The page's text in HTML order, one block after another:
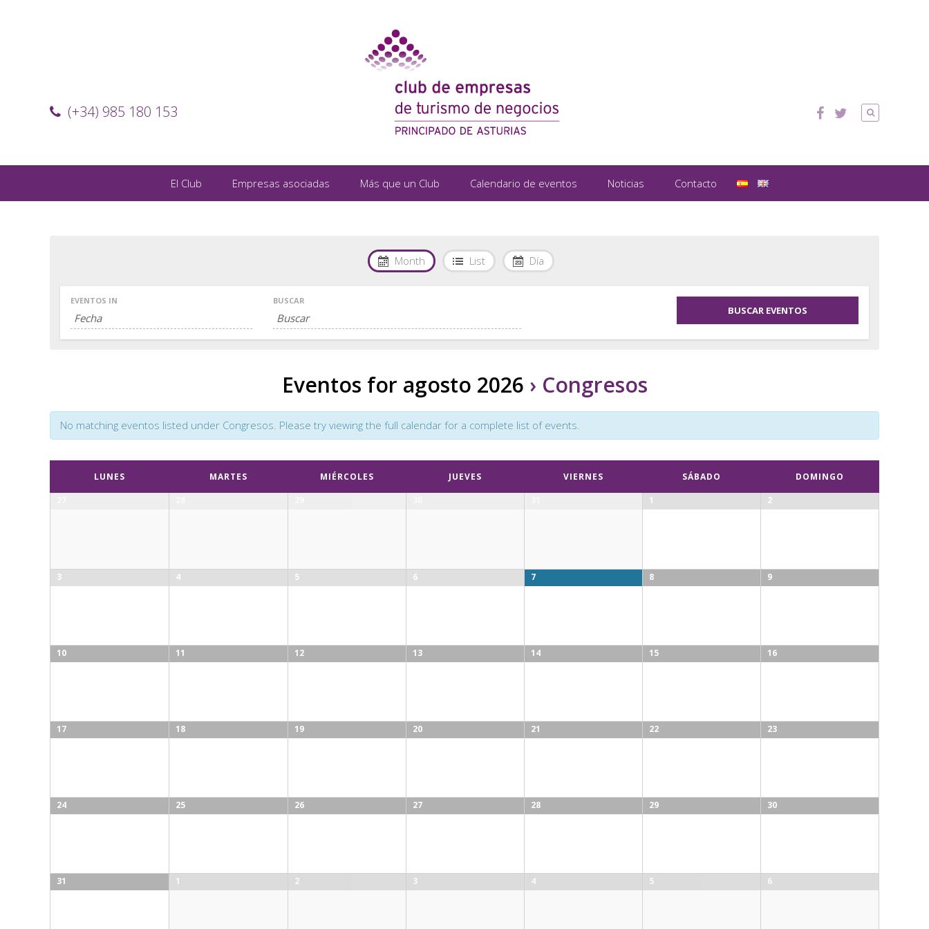
(+34) 985 180 153
El Club Empresas asociadas Más que un Club Calendario de eventos Noticias Contacto
Month List Día
EVENTOS IN BUSCAR
Eventos for agosto 2026 › Congresos
No matching eventos listed under Congresos. Please try viewing the full calendar for a complete list of events.
Calendar
MonthLUNES MARTES MIÉRCOLES JUEVES VIERNES SÁBADO
DOMINGO
1 2
3 4 5 6 7 8 9
10 11 12 13 14 15 16
17 18 19 20 21 22 23
24 25 26 27 28 29 30
31 1 2 3 4 5 6